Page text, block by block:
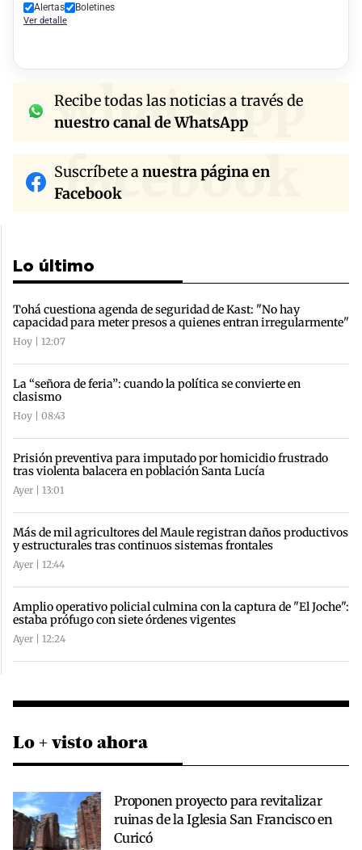
Alertas Boletines
Ver detalle
whatsapp
Recibe todas las noticias a través de
nuestro canal de WhatsApp
facebook
Suscríbete anuestra página en
Facebook
Lo último
Tohá cuestiona agenda de seguridad de Kast: "No hay
capacidad para meter presos a quienes entran irregularmente"
Hoy | 12:07
La “señora de feria”: cuando la política se convierte en
clasismo
Hoy | 08:43
Prisión preventiva para imputado por homicidio frustrado
tras violenta balacera en población Santa Lucía
Ayer | 13:01
Más de mil agricultores del Maule registran daños productivos
y estructurales tras continuos sistemas frontales
Ayer | 12:44
Amplio operativo policial culmina con la captura de "El Joche":
estaba prófugo con siete órdenes vigentes
Ayer | 12:24
Lo + visto ahora
Proponen proyecto para revitalizar
ruinas de la Iglesia San Francisco en
Curicó